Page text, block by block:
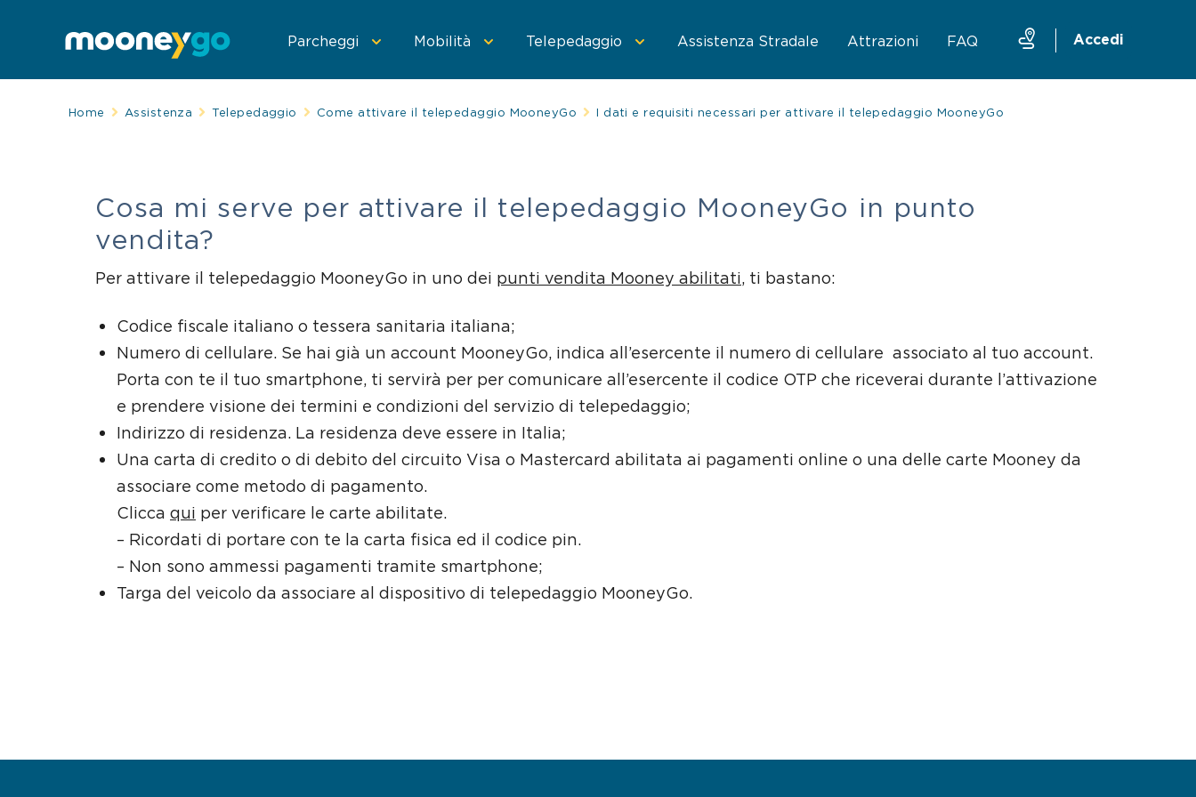
Parcheggi
Parcheggia con MooneyGo Sosta su strisce blu Parcheggi in struttura
Mobilità
Spostati con MooneyGo Trasporto pubblico Treni e bus Taxi Mobility sharing
Telepedaggio
Telepedaggio Parcheggi convenzionati Area C di Milano Traghetto Stretto Messina
Assistenza Stradale Attrazioni FAQ Accedi
Home Assistenza Telepedaggio Come attivare il telepedaggio MooneyGo I dati e requisiti necessari per attivare il telepedaggio MooneyGo
Cosa mi serve per attivare il telepedaggio MooneyGo in punto
vendita?
Per attivare il telepedaggio MooneyGo in uno dei punti vendita Mooney abilitati, ti bastano:
Codice fiscale italiano o tessera sanitaria italiana;
Numero di cellulare. Se hai già un account MooneyGo, indica all’esercente il numero di cellulare associato al tuo account.
Porta con te il tuo smartphone, ti servirà per per comunicare all’esercente il codice OTP che riceverai durante l’attivazione
e prendere visione dei termini e condizioni del servizio di telepedaggio;
Indirizzo di residenza. La residenza deve essere in Italia;
Una carta di credito o di debito del circuito Visa o Mastercard abilitata ai pagamenti online o una delle carte Mooney da
associare come metodo di pagamento.
Clicca qui per verificare le carte abilitate.
– Ricordati di portare con te la carta fisica ed il codice pin.
– Non sono ammessi pagamenti tramite smartphone;
Targa del veicolo da associare al dispositivo di telepedaggio MooneyGo.